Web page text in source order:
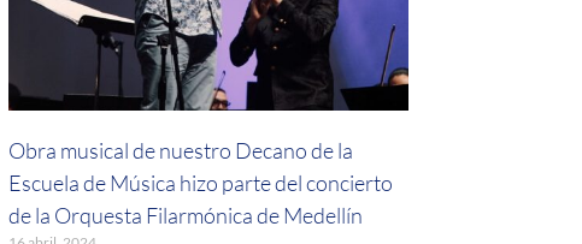
Obra musical de nuestro Decano de la
Escuela de Música hizo parte del concierto
de la Orquesta Filarmónica de Medellín